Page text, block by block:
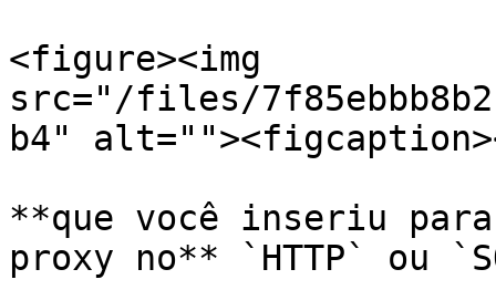
<figure><img
src="/files/
b4"
**que você inseriu
proxy no** `HTTP` ou